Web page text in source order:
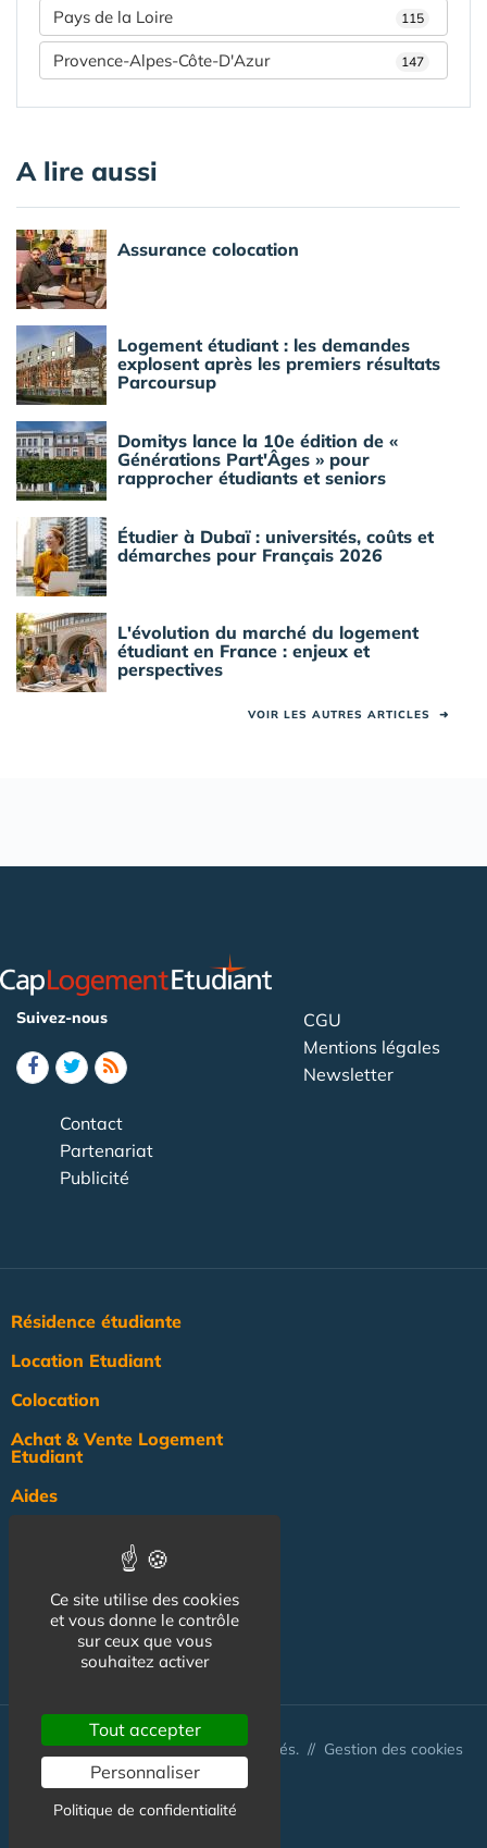
Pays de la Loire 115
Provence-Alpes-Côte-D'Azur 147
A lire aussi
Assurance colocation
Logement étudiant : les demandes
explosent après les premiers résultats
Parcoursup
Domitys lance la 10e édition de «
Générations Part'Âges » pour
rapprocher étudiants et seniors
Étudier à Dubaï : universités, coûts et
démarches pour Français 2026
L'évolution du marché du logement
étudiant en France : enjeux et
perspectives
VOIR LES AUTRES ARTICLES ➜
Suivez-nous
CGU
Mentions légales
Newsletter
Contact
Partenariat
Publicité
Résidence étudiante
Location Etudiant
Colocation
Achat & Vente Logement
Etudiant
Aides
NOS AUTRES SITES :
© Australis 2026 - Tous droits réservés. // Gestion des cookies
Ce site utilise des cookies
et vous donne le contrôle
sur ceux que vous
souhaitez activer
Tout accepter
Personnaliser
Politique de confidentialité